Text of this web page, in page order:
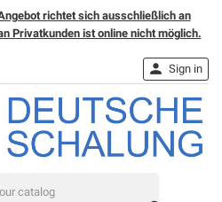
richtet sich ausschließlich an
Privatkunden ist online nicht möglich.
 Sign in